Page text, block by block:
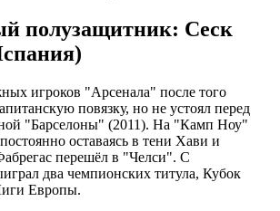
полузащитник: Сеск
игроков "Арсенала" после того
повязку, но не устоял перед
"Барселоны" (2011). На "Камп Ноу"
оставаясь в тени Хави и
перешёл в "Челси". С
два чемпионских титула, Кубок
Европы.